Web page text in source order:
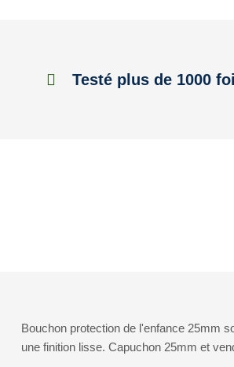
Testé plus de 1000
Bouchon protection de l'enfance 25mm
une finition lisse. Capuchon 25mm et